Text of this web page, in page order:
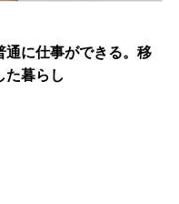
通に仕事ができる。移
た暮らし